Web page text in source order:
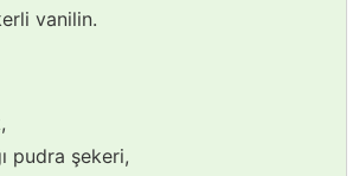
vanilin.
pudra şekeri,